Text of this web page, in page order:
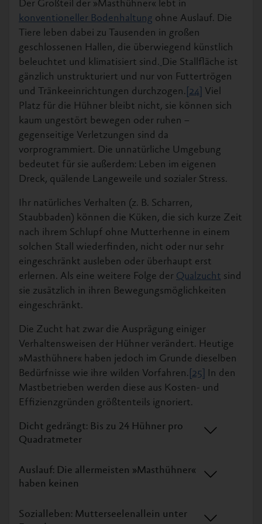
anderem im massiven Wachstum des
Muskelgewebes liegt.
Der Großteil der »Masthühner« lebt in
konventioneller Bodenhaltung ohne Auslauf. Die
Tiere leben dabei zu Tausenden in großen
geschlossenen Hallen, die überwiegend künstlich
beleuchtet und klimatisiert sind. Die Stallfläche ist
gänzlich unstrukturiert und nur von Futtertrögen
und Tränkeeinrichtungen durchzogen. [24] Viel
Platz für die Hühner bleibt nicht, sie können sich
kaum ungestört bewegen oder ruhen –
gegenseitige Verletzungen sind da
vorprogrammiert. Die unnatürliche Umgebung
bedeutet für sie außerdem: Leben im eigenen
Dreck, quälende Langeweile und sozialer Stress.
Ihr natürliches Verhalten (z. B. Scharren,
Staubbaden) können die Küken, die sich kurze Zeit
nach ihrem Schlupf ohne Mutterhenne in einem
solchen Stall wiederfinden, nicht oder nur sehr
eingeschränkt ausleben oder überhaupt erst
erlernen. Als eine weitere Folge der Qualzucht sind
sie zusätzlich in ihren Bewegungsmöglichkeiten
eingeschränkt.
Die Zucht hat zwar die Ausprägung einiger
Verhaltensweisen der Hühner verändert. Heutige
»Masthühner« haben jedoch im Grunde dieselben
Bedürfnisse wie ihre wilden Vorfahren. [25]
In den
Mastbetrieben werden diese aus Kosten- und
Effizienzgründen größtenteils ignoriert.
Dicht gedrängt: Bis zu 24 Hühner pro
Quadratmeter
Auslauf: Die allermeisten »Masthühner«
haben keinen
Sozialleben: Mutterseelenallein unter